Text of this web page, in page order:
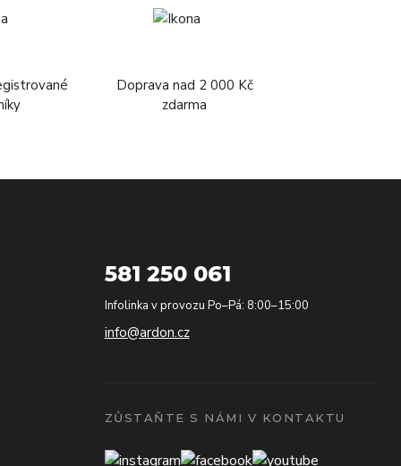
Doprava nad 2 000 Kč
zdarma
581 250 061
Infolinka v provozu Po–Pá: 8:00–15:00
info@ardon.cz
ZŮSTAŇTE S NÁMI V KONTAKTU